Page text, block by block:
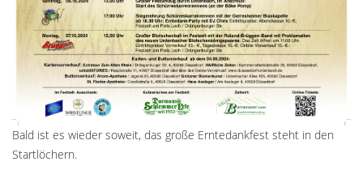
Bald ist es wieder soweit, das große Erntedankfest steht in den
Startlöchern.